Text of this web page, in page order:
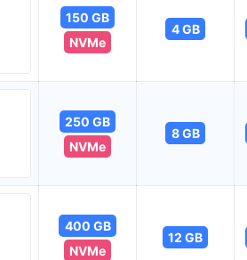
150 GB
NVMe
4 GB
250 GB
NVMe
8 GB
400 GB
NVMe
12 GB